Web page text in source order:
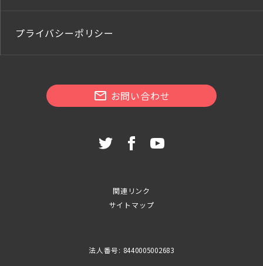
プライバシーポリシー
お問い合わせ
関連リンク
サイトマップ
法人番号: 8440005002683